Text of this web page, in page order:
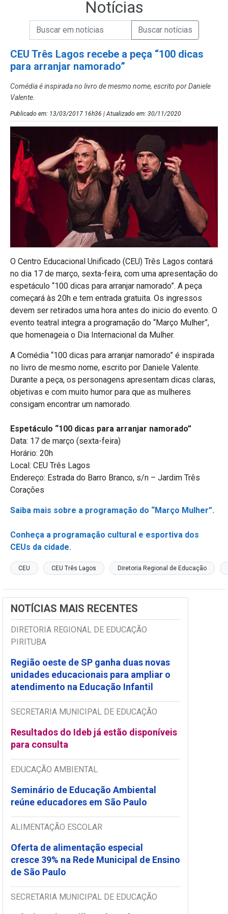
Notícias
Campo de Busca de Notícias
Campo de Busca de informaçõesEnviar a Busca de Notícias
CEU Três Lagos recebe a peça “100 dicas
para arranjar namorado”
Comédia é inspirada no livro de mesmo nome, escrito por Daniele
Valente.
Publicado em: 13/03/2017 16h36 | Atualizado em: 30/11/2020
O Centro Educacional Unificado (CEU) Três Lagos contará
no dia 17 de março, sexta-feira, com uma apresentação do
espetáculo “100 dicas para arranjar namorado”. A peça
começará às 20h e tem entrada gratuita. Os ingressos
devem ser retirados uma hora antes do inicio do evento. O
evento teatral integra a programação do “Março Mulher”,
que homenageia o Dia Internacional da Mulher.
A Comédia “100 dicas para arranjar namorado” é inspirada
no livro de mesmo nome, escrito por Daniele Valente.
Durante a peça, os personagens apresentam dicas claras,
objetivas e com muito humor para que as mulheres
consigam encontrar um namorado.
Espetáculo “100 dicas para arranjar namorado”
Data: 17 de março (sexta-feira)
Horário: 20h
Local: CEU Três Lagos
Endereço: Estrada do Barro Branco, s/n – Jardim Três
Corações
Saiba mais sobre a programação do “Março Mulher”.
Conheça a programação cultural e esportiva dos
CEUs da cidade.
CEU CEU Três Lagos Diretoria Regional de Educação
NOTÍCIAS MAIS RECENTES
DIRETORIA REGIONAL DE EDUCAÇÃO
PIRITUBA
Região oeste de SP ganha duas novas
unidades educacionais para ampliar o
atendimento na Educação Infantil
SECRETARIA MUNICIPAL DE EDUCAÇÃO
Resultados do Ideb já estão disponíveis
para consulta
EDUCAÇÃO AMBIENTAL
Seminário de Educação Ambiental
reúne educadores em São Paulo
ALIMENTAÇÃO ESCOLAR
Oferta de alimentação especial
cresce 39% na Rede Municipal de Ensino
de São Paulo
SECRETARIA MUNICIPAL DE EDUCAÇÃO